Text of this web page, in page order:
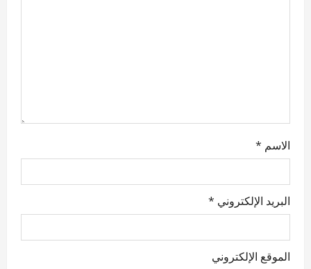
الاسم *
البريد الإلكتروني *
الموقع الإلكتروني